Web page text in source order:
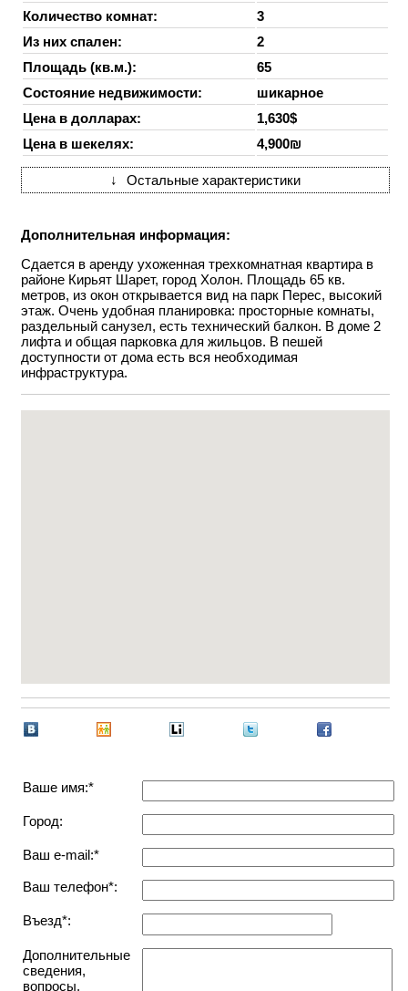
Количество комнат:
3
Из них спален:
2
Площадь (кв.м.):
65
Состояние недвижимости:
шикарное
Цена в долларах:
1,630$
Цена в шекелях:
4,900₪
↓ Остальные характеристики
Дополнительная информация:
Сдается в аренду ухоженная трехкомнатная квартира в
районе Кирьят Шарет, город Холон. Площадь 65 кв.
метров, из окон открывается вид на парк Перес, высокий
этаж. Очень удобная планировка: просторные комнаты,
раздельный санузел, есть технический балкон. В доме 2
лифта и общая парковка для жильцов. В пешей
доступности от дома есть вся необходимая
инфраструктура.
Ваше имя:*
Город:
Ваш e-mail:*
Ваш телефон*:
Въезд*:
Дополнительные
сведения,
вопросы,